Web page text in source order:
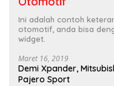
Ini adalah contoh
otomotif, anda bisa
widget.
Maret 16, 2019
Demi Xpander,
Pajero Sport